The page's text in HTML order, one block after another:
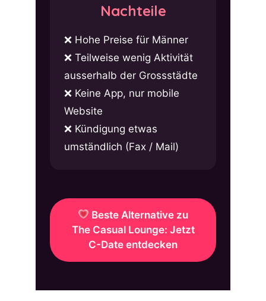
Nachteile
Hohe Preise für Männer
Teilweise wenig Aktivität
ausserhalb der Grossstädte
Keine App, nur mobile
Website
Kündigung etwas
umständlich (Fax / Mail)
Beste Alternative zu
The Casual Lounge: Jetzt
C-Date entdecken